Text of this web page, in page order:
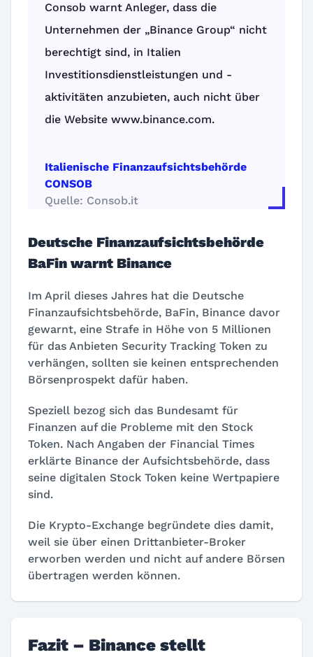
Consob warnt Anleger, dass die
Unternehmen der „Binance Group“ nicht
berechtigt sind, in Italien
Investitionsdienstleistungen und -
aktivitäten anzubieten, auch nicht über
die Website www.binance.com.
Italienische Finanzaufsichtsbehörde
CONSOB
Quelle: Consob.it
Deutsche Finanzaufsichtsbehörde
BaFin warnt Binance
Im April dieses Jahres hat die Deutsche
Finanzaufsichtsbehörde, BaFin, Binance davor
gewarnt, eine Strafe in Höhe von 5 Millionen
für das Anbieten Security Tracking Token zu
verhängen, sollten sie keinen entsprechenden
Börsenprospekt dafür haben.
Speziell bezog sich das Bundesamt für
Finanzen auf die Probleme mit den Stock
Token. Nach Angaben der Financial Times
erklärte Binance der Aufsichtsbehörde, dass
seine digitalen Stock Token keine Wertpapiere
sind.
Die Krypto-Exchange begründete dies damit,
weil sie über einen Drittanbieter-Broker
erworben werden und nicht auf andere Börsen
übertragen werden können.
Fazit – Binance stellt